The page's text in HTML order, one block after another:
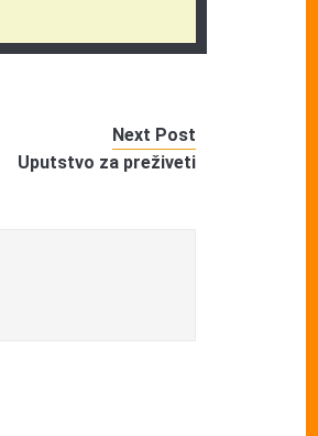
Next Post
Uputstvo za preživeti